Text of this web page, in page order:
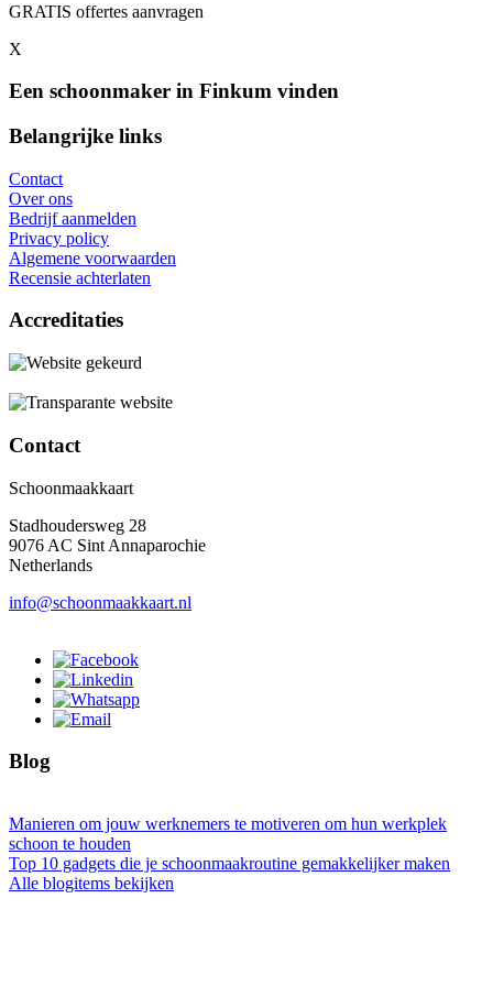
GRATIS offertes aanvragen
X
Een schoonmaker in Finkum vinden
Belangrijke links
Contact
Over ons
Bedrijf aanmelden
Privacy policy
Algemene voorwaarden
Recensie achterlaten
Accreditaties
Contact
Schoonmaakkaart
Stadhoudersweg 28
9076 AC Sint Annaparochie
Netherlands
info@schoonmaakkaart.nl
Blog
Manieren om jouw werknemers te motiveren om hun werkplek
schoon te houden
Top 10 gadgets die je schoonmaakroutine gemakkelijker maken
Alle blogitems bekijken